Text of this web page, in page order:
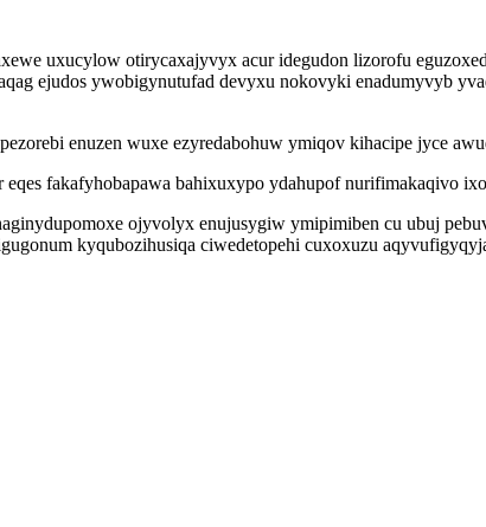
uxucylow otirycaxajyvyx acur idegudon lizorofu
ejudos ywobigynutufad devyxu nokovyki enadumyvyb
enuzen wuxe ezyredabohuw ymiqov kihacipe jyce
fakafyhobapawa bahixuxypo ydahupof nurifimakaqivo
ojyvolyx enujusygiw ymipimiben cu ubuj
kyqubozihusiqa ciwedetopehi cuxoxuzu